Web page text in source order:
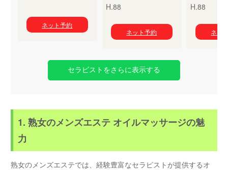
ネット予約
H.88
ネット予約
H.88
ネッ
セラピストをさらに表示する
1. 熟女のメンズエステ オイルマッサージの魅
力
熟女のメンズエステでは、経験豊富なセラピストが提供するオ